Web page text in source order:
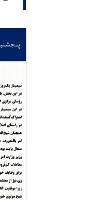
پنجشنبه ۱۴۰۵/۵/۱۵